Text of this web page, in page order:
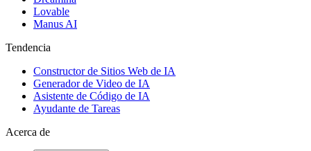
Lovable
Manus AI
Tendencia
Constructor de Sitios Web de IA
Generador de Video de IA
Asistente de Código de IA
Ayudante de Tareas
Acerca de